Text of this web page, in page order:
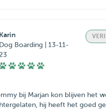
Karin
Dog Boarding | 13-11-
bij Marjan kon blijven het
hij heeft het goed